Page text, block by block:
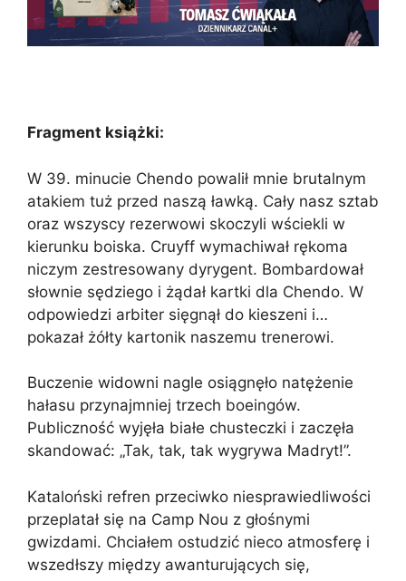
Fragment książki:
W 39. minucie Chendo powalił mnie brutalnym
atakiem tuż przed naszą ławką. Cały nasz sztab
oraz wszyscy rezerwowi skoczyli wściekli w
kierunku boiska. Cruyff wymachiwał rękoma
niczym zestresowany dyrygent. Bombardował
słownie sędziego i żądał kartki dla Chendo. W
odpowiedzi arbiter sięgnął do kieszeni i…
pokazał żółty kartonik naszemu trenerowi.
Buczenie widowni nagle osiągnęło natężenie
hałasu przynajmniej trzech boeingów.
Publiczność wyjęła białe chusteczki i zaczęła
skandować: „Tak, tak, tak wygrywa Madryt!”.
Kataloński refren przeciwko niesprawiedliwości
przeplatał się na Camp Nou z głośnymi
gwizdami. Chciałem ostudzić nieco atmosferę i
wszedłszy między awanturujących się,